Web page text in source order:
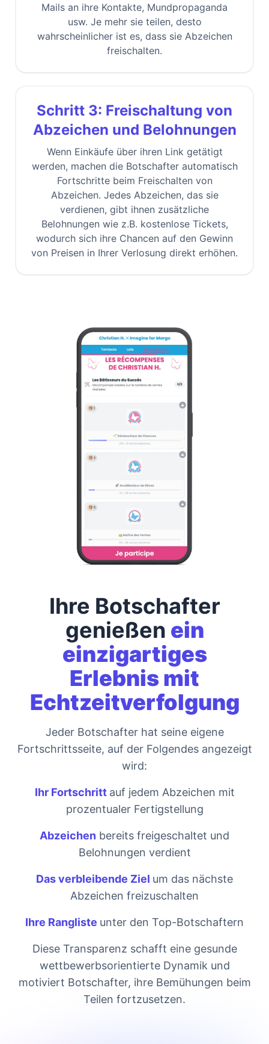
Mails an ihre Kontakte, Mundpropaganda
usw. Je mehr sie teilen, desto
wahrscheinlicher ist es, dass sie Abzeichen
freischalten.
Schritt 3: Freischaltung von
Abzeichen und Belohnungen
Wenn Einkäufe über ihren Link getätigt
werden, machen die Botschafter automatisch
Fortschritte beim Freischalten von
Abzeichen. Jedes Abzeichen, das sie
verdienen, gibt ihnen zusätzliche
Belohnungen wie z.B. kostenlose Tickets,
wodurch sich ihre Chancen auf den Gewinn
von Preisen in Ihrer Verlosung direkt erhöhen.
Ihre Botschafter
genießen ein
einzigartiges
Erlebnis mit
Echtzeitverfolgung
Jeder Botschafter hat seine eigene
Fortschrittsseite, auf der Folgendes angezeigt
wird:
Ihr Fortschritt auf jedem Abzeichen mit
prozentualer Fertigstellung
Abzeichen bereits freigeschaltet und
Belohnungen verdient
Das verbleibende Ziel um das nächste
Abzeichen freizuschalten
Ihre Rangliste unter den Top-Botschaftern
Diese Transparenz schafft eine gesunde
wettbewerbsorientierte Dynamik und
motiviert Botschafter, ihre Bemühungen beim
Teilen fortzusetzen.